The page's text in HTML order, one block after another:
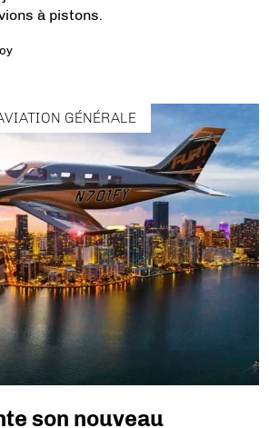
à pistons.
GÉNÉRALE
son nouveau